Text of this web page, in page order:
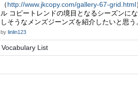
（http://www.jkcopy.com/gallery-67-grid.html
ル コピートレンドの境目となるシーズンに
しそうなメンズジーンズを紹介したいと思う
by linlin123
Vocabulary List